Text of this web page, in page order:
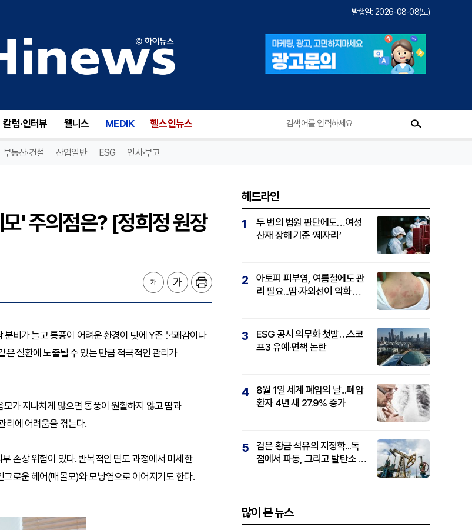
발행일: 2026-08-08(토)
칼럼·인터뷰 웰니스 MEDIK 헬스인뉴스
부동산·건설 산업일반 ESG 인사·부고
' 주의점은? [정희정 원장
비가 늘고 통풍이 어려운 환경이 탓에 Y존 불쾌감이나
은 질환에 노출될 수 있는 만큼 적극적인 관리가
가 지나치게 많으면 통풍이 원활하지 않고 땀과
리에 어려움을 겪는다.
손상 위험이 있다. 반복적인 면도 과정에서 미세한
로운 헤어(매몰모)와 모낭염으로 이어지기도 한다.
헤드라인
1
두 번의 법원 판단에도…여성
산재 장해 기준 ‘제자리’
2
아토피 피부염, 여름철에도 관
리 필요...땀·자외선이 악화 요
3
ESG 공시 의무화 첫발…스코
프3 유예·면책 논란
4
8월 1일 세계 폐암의 날...폐암
환자 4년 새 27.9% 증가
5
검은 황금 석유의 지정학...독
점에서 파동, 그리고 탈탄소 패
많이 본 뉴스